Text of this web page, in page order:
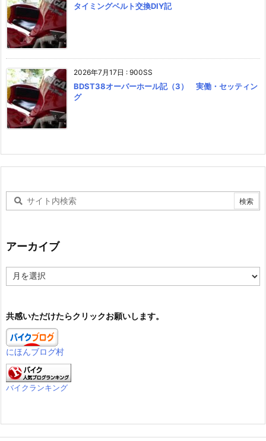
タイミングベルト交換DIY記
2026年7月17日 : 900SS
BDST38オーバーホール記（3） 実働・セッティン
グ
アーカイブ
ー
ブ
共感いただけたらクリックお願いします。
にほんブログ村
バイクランキング